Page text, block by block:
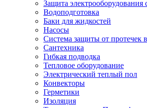
Защита электрооборудования
Водоподготовка
Баки для жидкостей
Насосы
Система защиты от протечек
Сантехника
Гибкая подводка
Тепловое оборудование
Электрический теплый пол
Конвекторы
Герметики
Изоляция